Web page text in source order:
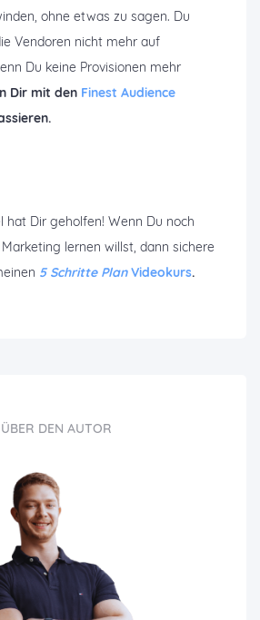
ohne etwas zu sagen. Du
Vendoren nicht mehr auf
Du keine Provisionen mehr
Dir mit den Finest Audience
hat Dir geholfen! Wenn Du noch
lernen willst, dann sichere
5 Schritte PlanVideokurs.
ÜBER DEN AUTOR